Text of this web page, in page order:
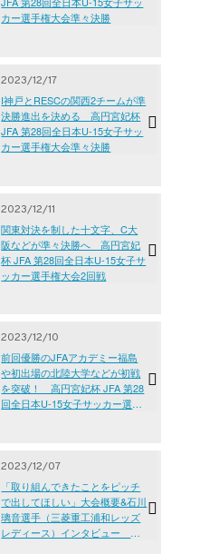
カー選手権大会準々決勝
2023/12/17
I神戸とRESCの関西2チームが準
決勝進出を決める 高円宮妃杯
JFA 第28回全日本U-15女子サッ
カー選手権大会準々決勝
2023/12/11
関東対決を制した十文字、C大
阪などが準々決勝へ 高円宮妃
杯 JFA 第28回全日本U-15女子サ
ッカー選手権大会2回戦
2023/12/10
前回優勝のJFAアカデミー福島
や初出場の北陸大学などが初戦
を突破！ 高円宮妃杯 JFA 第28
回全日本U-15女子サッカー選手
2023/12/07
「取り組んできたことをピッチ
で出してほしい」大会概要&石川
璃音選手（三菱重工浦和レッズ
レディース）インタビュー 高